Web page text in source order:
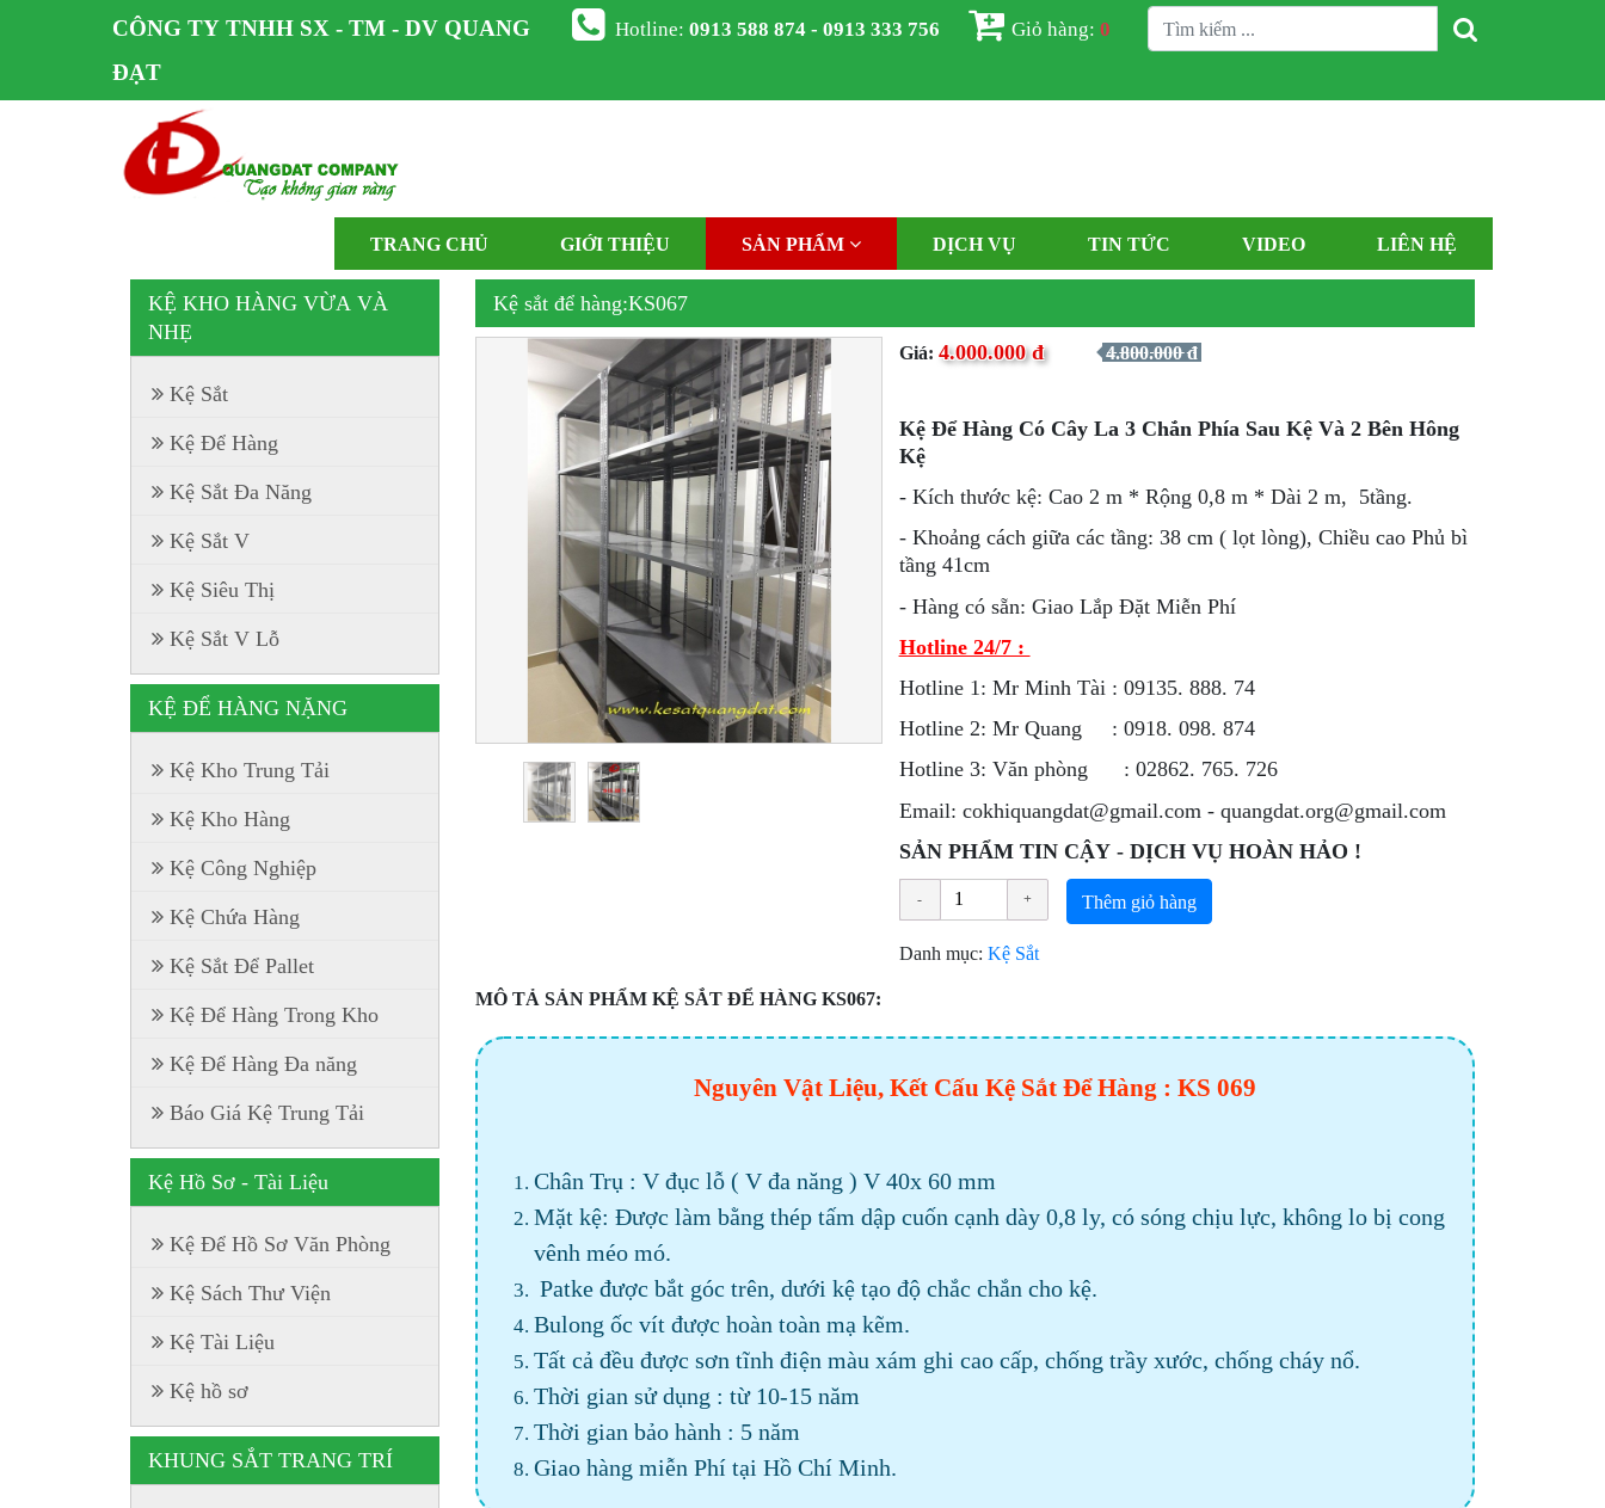
CÔNG TY TNHH SX - TM - DV QUANG
ĐẠT
Hotline:0913 588 874 - 0913 333 756 Giỏ hàng:0
TRANG CHỦ GIỚI THIỆU SẢN PHẨM DỊCH VỤ TIN TỨC VIDEO LIÊN HỆ
Kệ sắt để hàng:KS067
Giá: 4.000.000 đ 4.800.000 đ
Kệ Để Hàng Có Cây La 3 Chắn Phía Sau Kệ Và 2 Bên Hông
Kệ
- Kích thước kệ: Cao 2 m * Rộng 0,8 m * Dài 2 m, 5tầng.
- Khoảng cách giữa các tầng: 38 cm ( lọt lòng), Chiều cao Phủ bì
tầng 41cm
- Hàng có sẵn: Giao Lắp Đặt Miễn Phí
Hotline 24/7 :
Hotline 1: Mr Minh Tài : 09135. 888. 74
Hotline 2: Mr Quang : 0918. 098. 874
Hotline 3: Văn phòng : 02862. 765. 726
Email: cokhiquangdat@gmail.com - quangdat.org@gmail.com
SẢN PHẨM TIN CẬY - DỊCH VỤ HOÀN HẢO !
Thêm giỏ hàng
Danh mục: Kệ Sắt
MÔ TẢ SẢN PHẨM KỆ SẮT ĐỂ HÀNG KS067:
Nguyên Vật Liệu, Kết Cấu Kệ Sắt Để Hàng : KS 069
Chân Trụ : V đục lỗ ( V đa năng ) V 40x 60 mm
Mặt kệ: Được làm bằng thép tấm dập cuốn cạnh dày 0,8 ly, có sóng chịu lực, không lo bị cong
vênh méo mó.
Patke được bắt góc trên, dưới kệ tạo độ chắc chắn cho kệ.
Bulong ốc vít được hoàn toàn mạ kẽm.
Tất cả đều được sơn tĩnh điện màu xám ghi cao cấp, chống trầy xước, chống cháy nổ.
Thời gian sử dụng : từ 10-15 năm
Thời gian bảo hành : 5 năm
Giao hàng miễn Phí tại Hồ Chí Minh.
KỆ KHO HÀNG VỪA VÀ
NHẸ
Kệ Sắt
Kệ Để Hàng
Kệ Sắt Đa Năng
Kệ Sắt V
Kệ Siêu Thị
Kệ Sắt V Lỗ
KỆ ĐỂ HÀNG NẶNG
Kệ Kho Trung Tải
Kệ Kho Hàng
Kệ Công Nghiệp
Kệ Chứa Hàng
Kệ Sắt Để Pallet
Kệ Để Hàng Trong Kho
Kệ Để Hàng Đa năng
Báo Giá Kệ Trung Tải
Kệ Hồ Sơ - Tài Liệu
Kệ Để Hồ Sơ Văn Phòng
Kệ Sách Thư Viện
Kệ Tài Liệu
Kệ hồ sơ
KHUNG SẮT TRANG TRÍ